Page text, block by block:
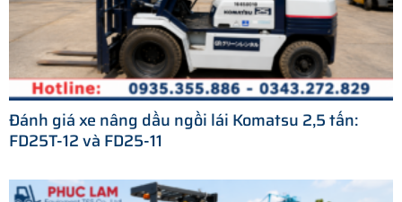
Đánh giá xe nâng dầu ngồi lái Komatsu 2,5 tấn:
FD25T-12 và FD25-11